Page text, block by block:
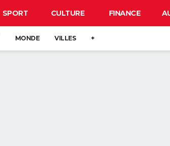
SPORT CULTURE FINANCE
MONDE VILLES +